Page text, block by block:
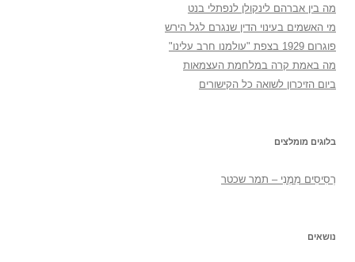
מה בין אברהם לינקולן לנפתלי בנט
מי האשמים בעינוי הדין שנגרם לגל הירש
פוגרום 1929 בצפת "עולמנו חרב עלינו"
מה באמת קרה במלחמת העצמאות
ביום הזיכרון לשואה כל הקישורים
בלוגים מומלצים
רְסִיסִים מִמֶנִי – תמר שכטר
נושאים